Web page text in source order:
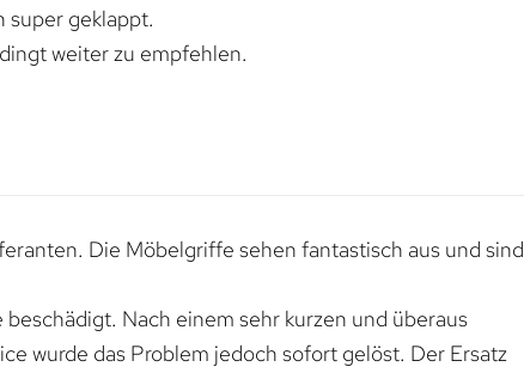
super geklappt.
weiter zu empfehlen.
Die Möbelgriffe sehen fantastisch aus und sind
Nach einem sehr kurzen und überaus
wurde das Problem jedoch sofort gelöst. Der Ersatz